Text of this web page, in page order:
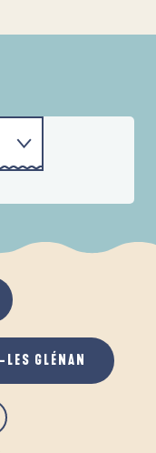
GLÉNAN